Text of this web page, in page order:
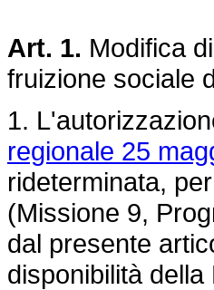
Art. 1. Modifica
fruizione sociale
1.
regionale 25
rideterminata,
(Missione 9,
dal presente
disponibilità